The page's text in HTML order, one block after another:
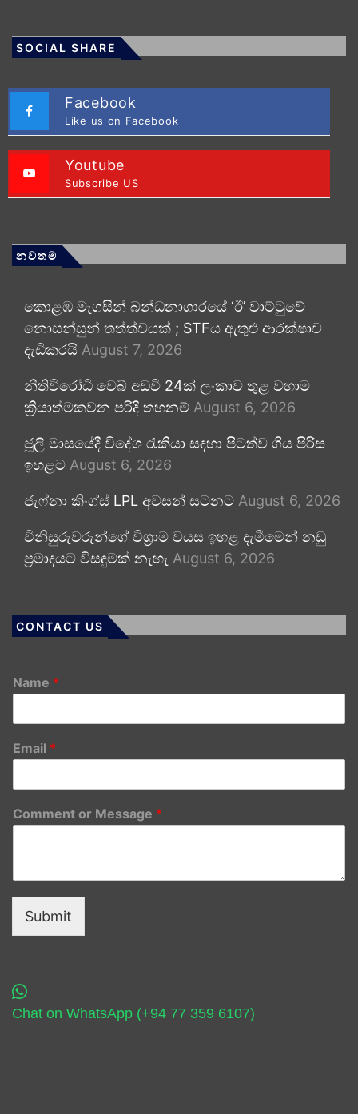
SOCIAL SHARE
Facebook
Like us on Facebook
Youtube
Subscribe US
නවතම
කොළඹ මැගසින් බන්ධනාගාරයේ ‘ඊ’ වාට්ටුවේ
නොසන්සුන් තත්ත්වයක් ; STFය ඇතුළු ආරක්ෂාව
දැඩිකරයි August 7, 2026
නීතිවිරෝධී වෙබ් අඩවි 24ක් ලංකාව තුළ වහාම
ක්‍රියාත්මකවන පරිදි තහනම් August 6, 2026
ජූලි මාසයේදී විදේශ රැකියා සඳහා පිටත්ව ගිය පිරිස
ඉහළට August 6, 2026
ජැෆ්නා කිංග්ස් LPL අවසන් සටනට August 6, 2026
විනිසුරුවරුන්ගේ විශ්‍රාම වයස ඉහළ දැමීමෙන් නඩු
ප්‍රමාදයට විසඳුමක් නැහැ August 6, 2026
CONTACT US
Name *
Email *
Comment or Message *
Submit
Chat on WhatsApp (+94 77 359 6107)